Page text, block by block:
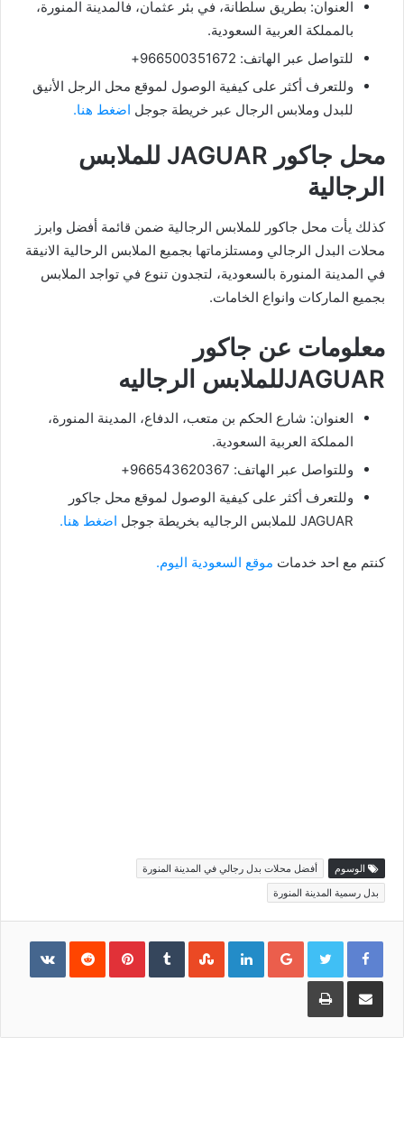
العنوان: بطريق سلطانة، في بئر عثمان، فالمدينة المنورة،
بالمملكة العربية السعودية.
للتواصل عبر الهاتف: 966500351672+
وللتعرف أكثر على كيفية الوصول لموقع محل الرجل الأنيق
للبدل وملابس الرجال عبر خريطة جوجل اضغط هنا.
محل جاكور JAGUAR للملابس
الرجالية
كذلك يأت محل جاكور للملابس الرجالية ضمن قائمة أفضل وابرز
محلات البدل الرجالي ومستلزماتها بجميع الملابس الرحالية الانيقة
في المدينة المنورة بالسعودية، لتجدون تنوع في تواجد الملابس
بجميع الماركات وانواع الخامات.
معلومات عن جاكور
JAGUARللملابس الرجاليه
العنوان: شارع الحكم بن متعب، الدفاع، المدينة المنورة،
المملكة العربية السعودية.
وللتواصل عبر الهاتف: 966543620367+
وللتعرف أكثر على كيفية الوصول لموقع محل جاكور
JAGUAR للملابس الرجاليه بخريطة جوجل
اضغط هنا.
كنتم مع احد خدمات موقع السعودية اليوم.
الوسوم
أفضل محلات بدل رجالي في المدينة المنورة
بدل رسمية المدينة المنورة
Google+
LinkedIn
Pinterest
مشاركة
البريد
طباعة